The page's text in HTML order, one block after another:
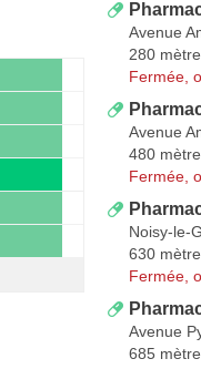
Avenue
280
Fermée,
Avenue
480
Fermée,
Noisy-le-
630
Fermée,
Avenue
685